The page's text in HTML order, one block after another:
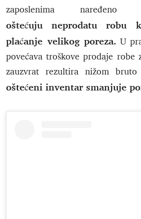
zaposlenima
oštećuju neprodatu robu
plaćanje velikog poreza. U
povećava troškove prodaje robe
zauzvrat rezultira nižom
oštećeni inventar smanjuje